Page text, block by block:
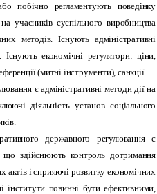
побічно регламентують поведінку
учасників суспільного виробництва
методів. Існують адміністративні
Існують економічні регулятори: ціни,
(митні інструменти), санкції.
є адміністративні методи дії на
діяльність установ соціального
державного регулювання є
що здійснюють контроль дотримання
і сприяючі розвитку економічних
повинні бути ефективними,